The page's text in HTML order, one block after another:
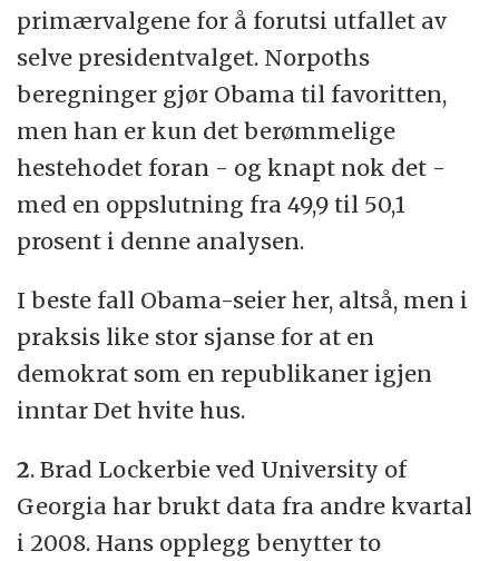
primærvalgene for å forutsi utfallet av
selve presidentvalget. Norpoths
beregninger gjør Obama til favoritten,
men han er kun det berømmelige
hestehodet foran - og knapt nok det -
med en oppslutning fra 49,9 til 50,1
prosent i denne analysen.
I beste fall Obama-seier her, altså, men i
praksis like stor sjanse for at en
demokrat som en republikaner igjen
inntar Det hvite hus.
2. Brad Lockerbie ved University of
Georgia har brukt data fra andre kvartal
i 2008. Hans opplegg benytter to